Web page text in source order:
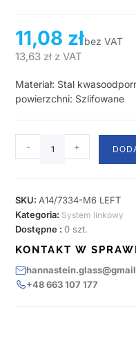
11,08 złbez VAT
13,63 zł z VAT
Materiał: Stal
powierzchni: Szlifowane
- +
SKU: A14/7334-M6 LEFT
Kategoria: System linkowy
Dostępne :0 szt.
KONTAKT W
+48 663 107 177